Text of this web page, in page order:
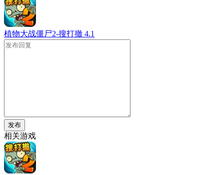
植物大战僵尸2-搜打撤 4.1
发布
相关游戏